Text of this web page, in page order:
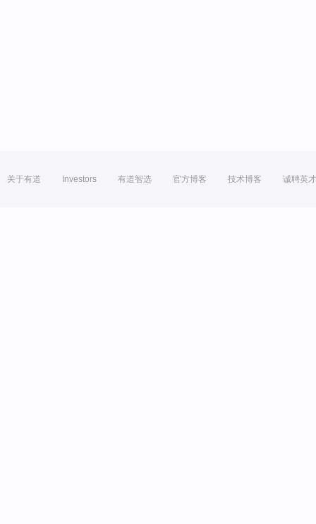
关于有道 Investors 有道智选 官方博客 技术博客 诚聘英才